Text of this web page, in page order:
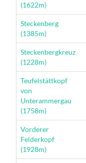
(1622m)
Wanderung
Steckenberg
(1385m)
Wanderung
Steckenbergkreuz
(1228m)
Wanderung
Teufelstättkopf
von
Unterammergau
(1758m)
Wanderung
Vorderer
Felderkopf
(1928m)